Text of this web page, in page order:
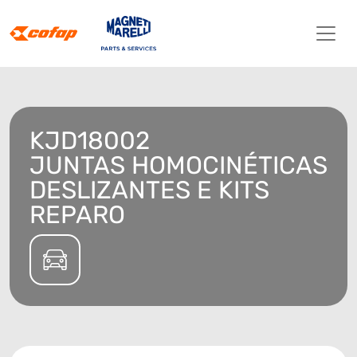
KJD18002
JUNTAS HOMOCINÉTICAS
DESLIZANTES E KITS
REPARO